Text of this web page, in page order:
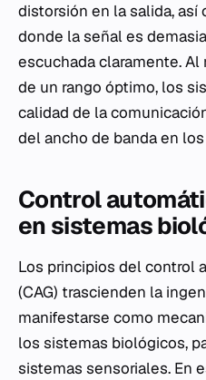
distorsión en la salida,
donde la señal es
escuchada claramente.
de un rango óptimo, los
calidad de la
del ancho de banda en
Control
en sistemas
Los principios del control
(CAG) trascienden la
manifestarse como
los sistemas biológicos,
sistemas sensoriales. En